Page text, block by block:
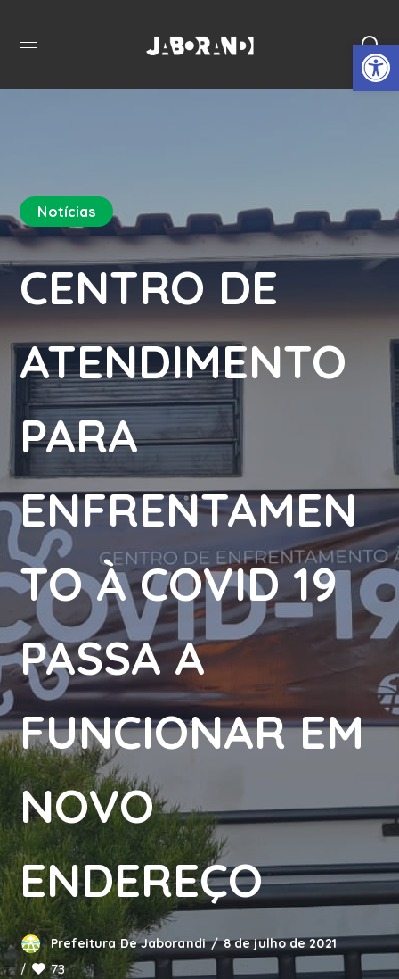
Notícias
CENTRO DE
ATENDIMENTO
PARA
ENFRENTAMEN
TO À COVID 19
PASSA A
FUNCIONAR EM
NOVO
ENDEREÇO
Prefeitura De Jaborandi 8 de julho de 2021
73